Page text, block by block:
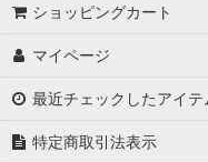
ショッピングカート
マイページ
最近チェックしたアイテ
特定商取引法表示